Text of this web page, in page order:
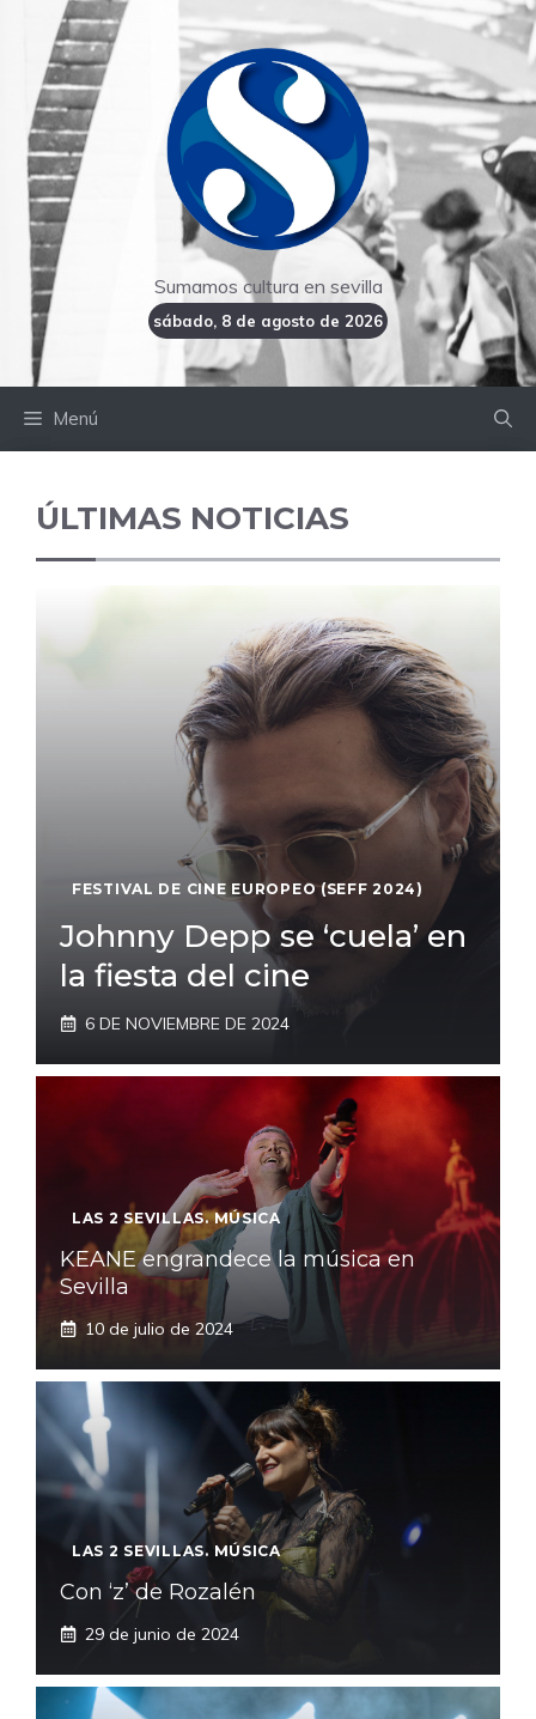
contenido
Sumamos cultura en sevilla
sábado, 8 de agosto de 2026
Menú
ÚLTIMAS NOTICIAS
FESTIVAL DE CINE EUROPEO (SEFF 2024)
Johnny Depp se ‘cuela’ en
la fiesta del cine
6 DE NOVIEMBRE DE 2024
LAS 2 SEVILLAS. MÚSICA
KEANE engrandece la música en
Sevilla
10 de julio de 2024
LAS 2 SEVILLAS. MÚSICA
Con ‘z’ de Rozalén
29 de junio de 2024